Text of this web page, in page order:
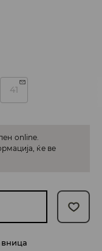
41
online.
ќе ве